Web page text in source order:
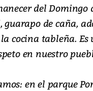
del
guarapo de caña,
cocina tableña.
en nuestro
en el parque